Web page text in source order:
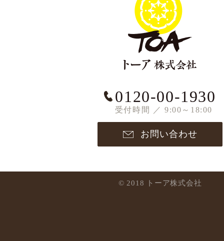
0120-00-1930
受付時間 ／ 9:00～18:00
お問い合わせ
© 2018 トーア株式会社